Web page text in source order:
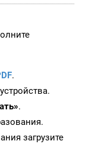
.
.
загрузите